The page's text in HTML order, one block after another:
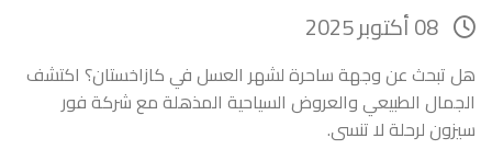
هل تبحث عن وجهة ساحرة لشهر العسل في كازاخستان؟ اكتشف
الجمال الطبيعي والعروض السياحية المذهلة مع شركة فور
سيزون لرحلة لا تنسى.